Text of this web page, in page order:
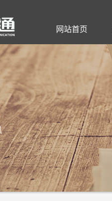
网站首页